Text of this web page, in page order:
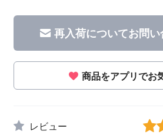
再入荷についてお問
商品をアプリでお
レビュー